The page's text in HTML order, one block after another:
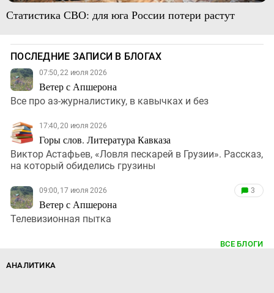
Статистика СВО: для юга России потери растут
ПОСЛЕДНИЕ ЗАПИСИ В БЛОГАХ
07:50, 22 июля 2026
Ветер с Апшерона
Все про аз-журналистику, в кавычках и без
17:40, 20 июля 2026
Горы слов. Литература Кавказа
Виктор Астафьев, «Ловля пескарей в Грузии». Рассказ,
на который обиделись грузины
09:00, 17 июля 2026
Ветер с Апшерона
3
Телевизионная пытка
ВСЕ БЛОГИ
АНАЛИТИКА